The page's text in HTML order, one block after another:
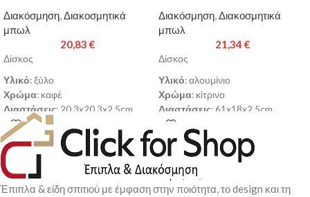
Διακόσμηση,Διακοσμητικά
μπωλ
20,83 €
Δίσκος
Υλικό: ξύλο
Χρώμα: καφέ
Διαστάσεις: 20.3x20.3x2.5cm
Παράδοση σε 3-10 εργάσιμες
ημέρες
Διακόσμηση,Διακοσμητικά
μπωλ
21,34 €
Δίσκος
Υλικό: αλουμίνιο
Χρώμα: κίτρινο
Διαστάσεις: 61x18x2.5cm
Παράδοση σε 3-10 εργάσιμες
ημέρες
Έπιπλα & είδη σπιτιού με έμφαση στην ποιότητα, το design και τη